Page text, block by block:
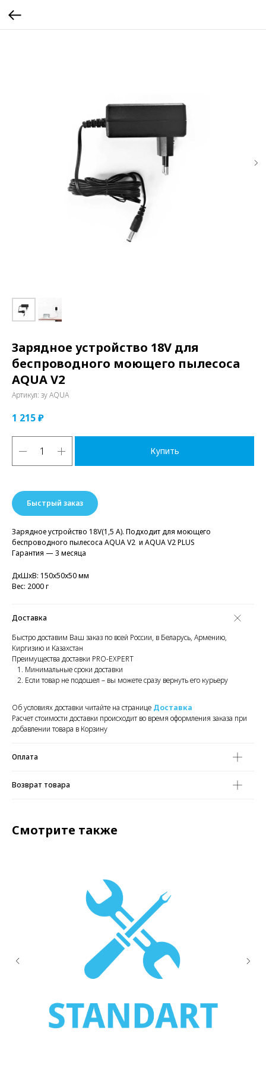
Зарядное устройство 18V для
беспроводного моющего пылесоса
AQUA V2
Артикул: зу AQUA
1 215₽
Купить
Быстрый заказ
Зарядное устройство 18V(1,5 A). Подходит для моющего
беспроводного пылесоса AQUA V2 и AQUA V2 PLUS
Гарантия — 3 месяца
ДxШxВ: 150x50x50 мм
Вес: 2000 г
Доставка
Быстро доставим Ваш заказ по всей России, в Беларусь, Армению,
Киргизию и Казахстан
Преимущества доставки PRO-EXPERT
Минимальные сроки доставки
Если товар не подошел – вы можете сразу вернуть его курьеру
Об условиях доставки читайте на странице Доставка
Расчет стоимости доставки происходит во время оформления заказа при
добавлении товара в Корзину
Оплата
Возврат товара
Смотрите также